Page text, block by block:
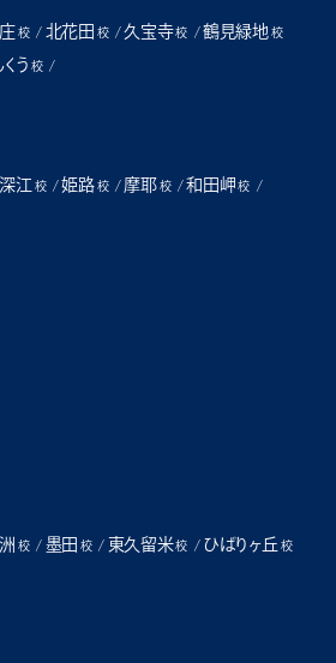
校/ 北花田 校/久宝寺 校 /鶴見緑地 校
う 校/
江 校/姫路 校/ 摩耶 校/和田岬 校 /
校/ 墨田 校/ 東久留米 校 / ひばりヶ丘 校